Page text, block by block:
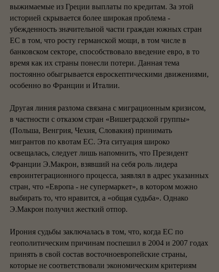
выжимаемые из Греции выплаты по кредитам. За этой
историей скрывается более широкая проблема -
убежденность значительной части граждан южных стран
ЕС в том, что росту германской мощи, в том числе в
банковском секторе, способствовало введение евро, в то
время как их страны понесли потери. Данная тема
постоянно обыгрывается евроскептическими движениями,
особенно во Франции и Италии.
Другая линия разлома связана с миграционным кризисом,
в частности с отказом стран «Вишеградской группы»
(Польша, Венгрия, Чехия, Словакия) принимать
мигрантов по квотам ЕС. Эта ситуация широко
освещалась, следует лишь напомнить, что Президент
Франции Э.Макрон, взявший на себя роль лидера
евроинтеграционного процесса, заявлял в адрес указанных
стран, что «Европа - не супермаркет», в котором можно
выбирать то, что нравится, а «общая судьба». Однако
Э.Макрон получил жесткий отпор.
Ирония судьбы заключалась в том, что, когда ЕС по
геополитическим причинам поспешил в 2004 и 2007 годах
принять в свой состав восточноевропейские страны,
которые не соответствовали экономическим критериям